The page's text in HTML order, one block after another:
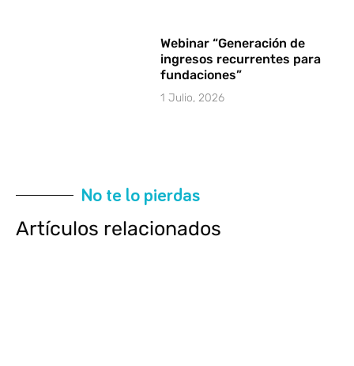
Webinar “Generación de
ingresos recurrentes para
fundaciones”
1 Julio, 2026
No te lo pierdas
Artículos relacionados